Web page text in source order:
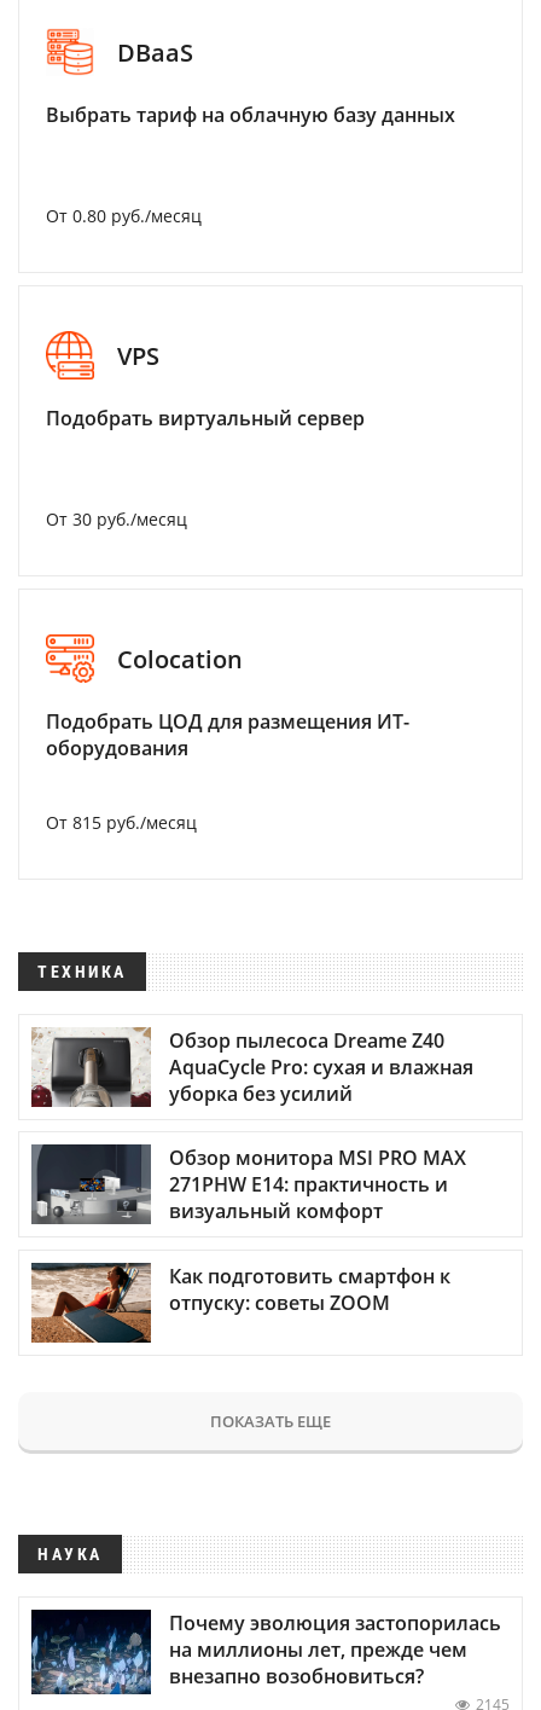
DBaaS
Выбрать тариф на облачную базу данных
От 0.80 руб./месяц
VPS
Подобрать виртуальный сервер
От 30 руб./месяц
Colocation
Подобрать ЦОД для размещения ИТ-
оборудования
От 815 руб./месяц
ТЕХНИКА
Обзор пылесоса Dreame Z40
AquaCycle Pro: сухая и влажная
уборка без усилий
Обзор монитора MSI PRO MAX
271PHW E14: практичность и
визуальный комфорт
Как подготовить смартфон к
отпуску: советы ZOOM
ПОКАЗАТЬ ЕЩЕ
НАУКА
Почему эволюция застопорилась
на миллионы лет, прежде чем
внезапно возобновиться?
2145